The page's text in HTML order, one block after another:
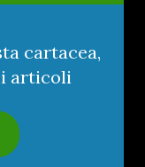
cartacea,
articoli